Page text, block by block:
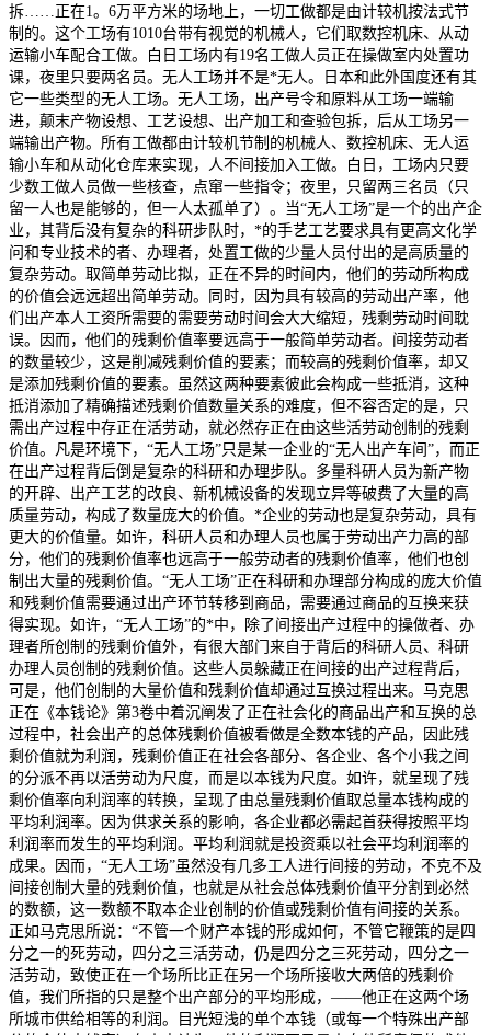
拆……正在1。6万平方米的场地上，一切工做都是由计较机按法式节
制的。这个工场有1010台带有视觉的机械人，它们取数控机床、从动
运输小车配合工做。白日工场内有19名工做人员正在操做室内处置功
课，夜里只要两名员。无人工场并不是*无人。日本和此外国度还有其
它一些类型的无人工场。无人工场，出产号令和原料从工场一端输
进，颠末产物设想、工艺设想、出产加工和查验包拆，后从工场另一
端输出产物。所有工做都由计较机节制的机械人、数控机床、无人运
输小车和从动化仓库来实现，人不间接加入工做。白日，工场内只要
少数工做人员做一些核查，点窜一些指令；夜里，只留两三名员（只
留一人也是能够的，但一人太孤单了）。当“无人工场”是一个的出产企
业，其背后没有复杂的科研步队时，*的手艺工艺要求具有更高文化学
问和专业技术的者、办理者，处置工做的少量人员付出的是高质量的
复杂劳动。取简单劳动比拟，正在不异的时间内，他们的劳动所构成
的价值会远远超出简单劳动。同时，因为具有较高的劳动出产率，他
们出产本人工资所需要的需要劳动时间会大大缩短，残剩劳动时间耽
误。因而，他们的残剩价值率要远高于一般简单劳动者。间接劳动者
的数量较少，这是削减残剩价值的要素；而较高的残剩价值率，却又
是添加残剩价值的要素。虽然这两种要素彼此会构成一些抵消，这种
抵消添加了精确描述残剩价值数量关系的难度，但不容否定的是，只
需出产过程中存正在活劳动，就必然存正在由这些活劳动创制的残剩
价值。凡是环境下，“无人工场”只是某一企业的“无人出产车间”，而正
在出产过程背后倒是复杂的科研和办理步队。多量科研人员为新产物
的开辟、出产工艺的改良、新机械设备的发现立异等破费了大量的高
质量劳动，构成了数量庞大的价值。*企业的劳动也是复杂劳动，具有
更大的价值量。如许，科研人员和办理人员也属于劳动出产力高的部
分，他们的残剩价值率也远高于一般劳动者的残剩价值率，他们也创
制出大量的残剩价值。“无人工场”正在科研和办理部分构成的庞大价值
和残剩价值需要通过出产环节转移到商品，需要通过商品的互换来获
得实现。如许，“无人工场”的*中，除了间接出产过程中的操做者、办
理者所创制的残剩价值外，有很大部门来自于背后的科研人员、科研
办理人员创制的残剩价值。这些人员躲藏正在间接的出产过程背后，
可是，他们创制的大量价值和残剩价值却通过互换过程出来。马克思
正在《本钱论》第3卷中着沉阐发了正在社会化的商品出产和互换的总
过程中，社会出产的总体残剩价值被看做是全数本钱的产品，因此残
剩价值就为利润，残剩价值正在社会各部分、各企业、各个小我之间
的分派不再以活劳动为尺度，而是以本钱为尺度。如许，就呈现了残
剩价值率向利润率的转换，呈现了由总量残剩价值取总量本钱构成的
平均利润率。因为供求关系的影响，各企业都必需起首获得按照平均
利润率而发生的平均利润。平均利润就是投资乘以社会平均利润率的
成果。因而，“无人工场”虽然没有几多工人进行间接的劳动，不克不及
间接创制大量的残剩价值，也就是从社会总体残剩价值平分割到必然
的数额，这一数额不取本企业创制的价值或残剩价值有间接的关系。
正如马克思所说：“不管一个财产本钱的形成如何，不管它鞭策的是四
分之一的死劳动，四分之三活劳动，仍是四分之三死劳动，四分之一
活劳动，致使正在一个场所比正在另一个场所接收大两倍的残剩价
值，我们所指的只是整个出产部分的平均形成，——他正在这两个场
所城市供给相等的利润。目光短浅的单个本钱（或每一个特殊出产部